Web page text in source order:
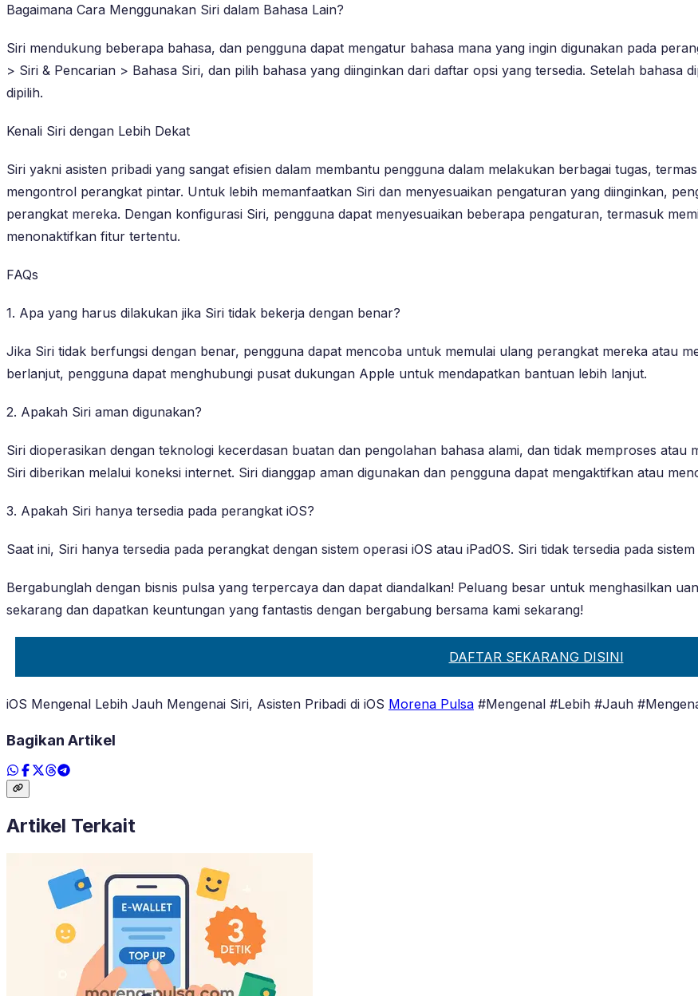
Bagaimana Cara Menggunakan Siri dalam Bahasa Lain?
Siri mendukung beberapa bahasa, dan pengguna dapat mengatur bahasa mana yang ingin digunakan pada
> Siri & Pencarian > Bahasa Siri, dan pilih bahasa yang diinginkan dari daftar opsi yang tersedia. Setelah bahasa
dipilih.
Kenali Siri dengan Lebih Dekat
Siri yakni asisten pribadi yang sangat efisien dalam membantu pengguna dalam melakukan berbagai tugas,
mengontrol perangkat pintar. Untuk lebih memanfaatkan Siri dan menyesuaikan pengaturan yang diinginkan,
perangkat mereka. Dengan konfigurasi Siri, pengguna dapat menyesuaikan beberapa pengaturan, termasuk
menonaktifkan fitur tertentu.
FAQs
1. Apa yang harus dilakukan jika Siri tidak bekerja dengan benar?
Jika Siri tidak berfungsi dengan benar, pengguna dapat mencoba untuk memulai ulang perangkat mereka atau
berlanjut, pengguna dapat menghubungi pusat dukungan Apple untuk mendapatkan bantuan lebih lanjut.
2. Apakah Siri aman digunakan?
Siri dioperasikan dengan teknologi kecerdasan buatan dan pengolahan bahasa alami, dan tidak memproses
Siri diberikan melalui koneksi internet. Siri dianggap aman digunakan dan pengguna dapat mengaktifkan atau
3. Apakah Siri hanya tersedia pada perangkat iOS?
Saat ini, Siri hanya tersedia pada perangkat dengan sistem operasi iOS atau iPadOS. Siri tidak tersedia pada
Bergabunglah dengan bisnis pulsa yang terpercaya dan dapat diandalkan! Peluang besar untuk menghasilkan
sekarang dan dapatkan keuntungan yang fantastis dengan bergabung bersama kami sekarang!
DAFTAR SEKARANG DISINI
iOS Mengenal Lebih Jauh Mengenai Siri, Asisten Pribadi di iOS Morena Pulsa #Mengenal #Lebih #Jauh
Bagikan Artikel
Artikel Terkait